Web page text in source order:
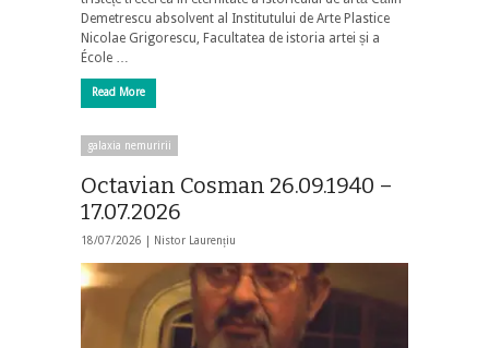
Demetrescu absolvent al Institutului de Arte Plastice
Nicolae Grigorescu, Facultatea de istoria artei și a
École …
Read More
galaxia nemuririi
Octavian Cosman 26.09.1940 –
17.07.2026
18/07/2026 | Nistor Laurențiu